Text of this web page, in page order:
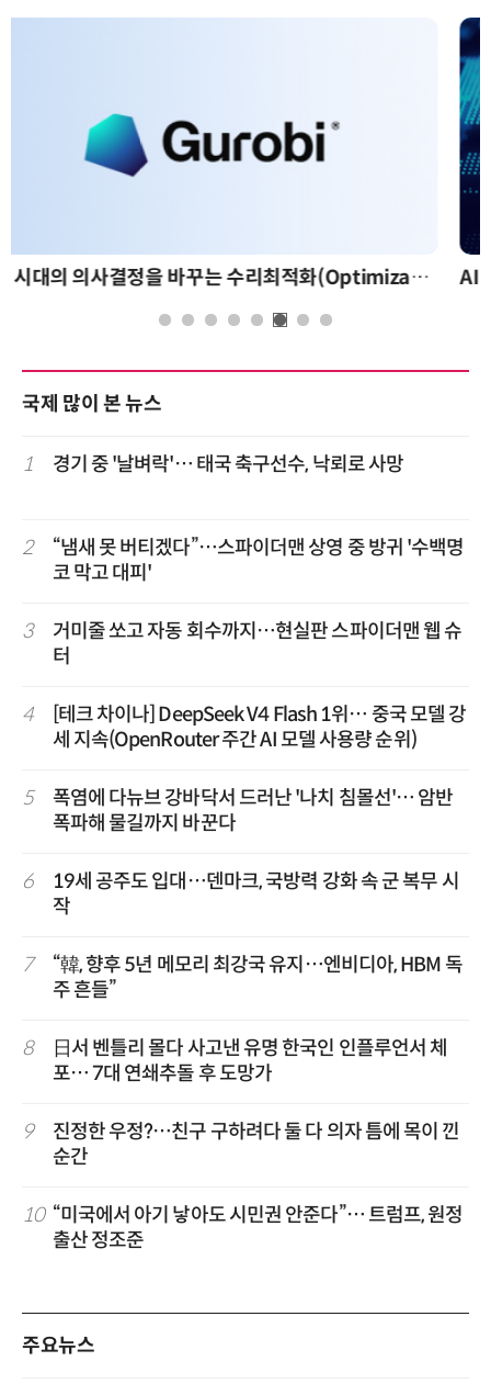
AI 핀옵스 실전 세미나: 폭증하는 AI 토큰 비용 관리 전략
국제 많이 본 뉴스
1 경기 중 '날벼락'… 태국 축구선수, 낙뢰로 사망
2
“냄새 못 버티겠다”…스파이더맨 상영 중 방귀 '수백명
코 막고 대피'
3
거미줄 쏘고 자동 회수까지…현실판 스파이더맨 웹 슈
터
4
[테크 차이나] DeepSeek V4 Flash 1위… 중국 모델 강
세 지속(OpenRouter 주간 AI 모델 사용량 순위)
5
폭염에 다뉴브 강바닥서 드러난 '나치 침몰선'… 암반
폭파해 물길까지 바꾼다
6
19세 공주도 입대…덴마크, 국방력 강화 속 군 복무 시
작
7
“韓, 향후 5년 메모리 최강국 유지…엔비디아, HBM 독
주 흔들”
8
日서 벤틀리 몰다 사고낸 유명 한국인 인플루언서 체
포… 7대 연쇄추돌 후 도망가
9
진정한 우정?…친구 구하려다 둘 다 의자 틈에 목이 낀
순간
10 “미국에서 아기 낳아도 시민권 안준다”… 트럼프, 원정
출산 정조준
주요뉴스